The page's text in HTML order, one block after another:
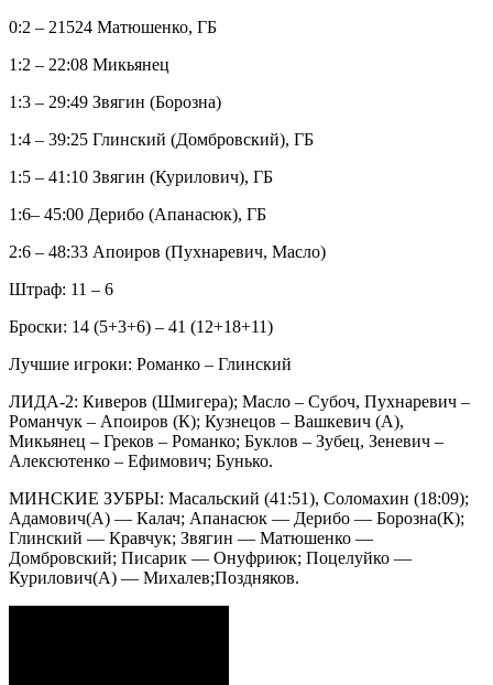
0:2 – 21524 Матюшенко, ГБ
1:2 – 22:08 Микьянец
1:3 – 29:49 Звягин (Борозна)
1:4 – 39:25 Глинский (Домбровский), ГБ
1:5 – 41:10 Звягин (Курилович), ГБ
1:6– 45:00 Дерибо (Апанасюк), ГБ
2:6 – 48:33 Апоиров (Пухнаревич, Масло)
Штраф: 11 – 6
Броски: 14 (5+3+6) – 41 (12+18+11)
Лучшие игроки: Романко – Глинский
ЛИДА-2: Киверов (Шмигера); Масло – Субоч, Пухнаревич –
Романчук – Апоиров (К); Кузнецов – Вашкевич (А),
Микьянец – Греков – Романко; Буклов – Зубец, Зеневич –
Алексютенко – Ефимович; Бунько.
МИНСКИЕ ЗУБРЫ: Масальский (41:51), Соломахин (18:09);
Адамович(А) — Калач; Апанасюк — Дерибо — Борозна(К);
Глинский — Кравчук; Звягин — Матюшенко —
Домбровский; Писарик — Онуфриюк; Поцелуйко —
Курилович(А) — Михалев;Поздняков.